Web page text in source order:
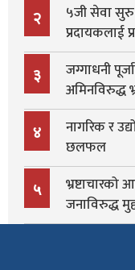
२
५जी सेवा सुरु
प्रदायकलाई
३
जग्गाधनी
अमिनविरुद्ध
४
नागरिक र
छलफल
५
जनाविरुद्ध